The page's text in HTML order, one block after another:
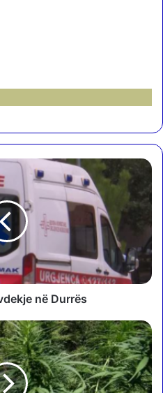
në Durrës